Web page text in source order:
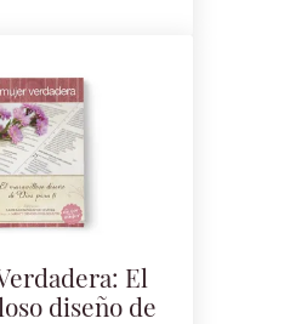
El
diseño de